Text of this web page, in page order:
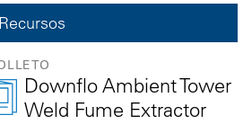
Recursos
Downflo Ambient Tower
Weld Fume Extractor